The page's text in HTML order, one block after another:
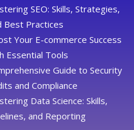
SEO: Skills, Strategies,
Best Practices
Your E-commerce Success
Essential Tools
Guide to Security
and Compliance
Data Science: Skills,
and Reporting